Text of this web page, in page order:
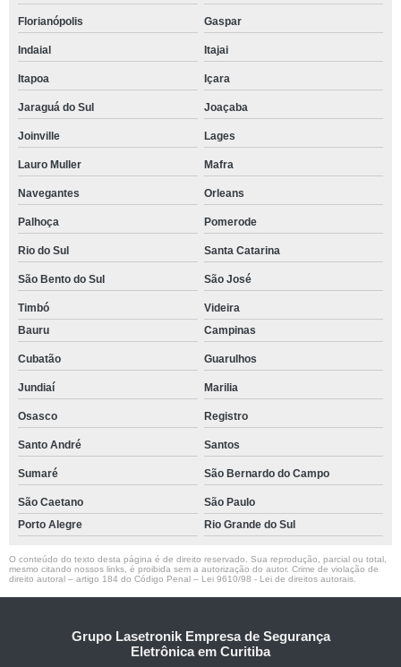
Florianópolis Gaspar
Indaial Itajai
Itapoa Içara
Jaraguá do Sul Joaçaba
Joinville Lages
Lauro Muller Mafra
Navegantes Orleans
Palhoça Pomerode
Rio do Sul Santa Catarina
São Bento do Sul São José
Timbó
Videira
Bauru
Campinas
Cubatão Guarulhos
Jundiaí Marilia
Osasco Registro
Santo André Santos
Sumaré São Bernardo do Campo
São Caetano
São Paulo
Porto Alegre
Rio Grande do Sul
O conteúdo do texto desta página é de direito reservado. Sua reprodução, parcial ou total,
mesmo citando nossos links, é proibida sem a autorização do autor. Crime de violação de
direito autoral – artigo 184 do Código Penal – Lei 9610/98 - Lei de direitos autorais
Grupo Lasetronik Empresa de Segurança
Eletrônica em Curitiba